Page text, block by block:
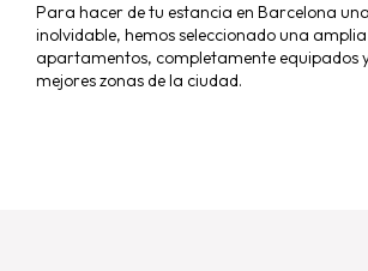
Para hacer de tu estancia en Barcelona
inolvidable, hemos seleccionado una
apartamentos, completamente equipados
mejores zonas de la ciudad.